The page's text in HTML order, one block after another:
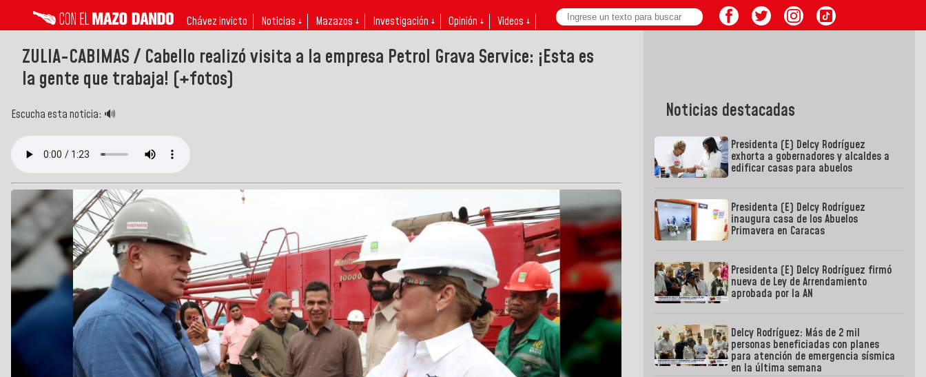
Chávez invicto Noticias ↓ Mazazos ↓ Investigación ↓ Opinión ↓ Videos ↓
ZULIA-CABIMAS / Cabello realizó visita a la empresa Petrol Grava Service: ¡Esta es
la gente que trabaja! (+fotos)
Escucha esta noticia: 🔊 Noticias destacadas
Presidenta (E) Delcy Rodríguez
exhorta a gobernadores y alcaldes a
edificar casas para abuelos
Presidenta (E) Delcy Rodríguez
inaugura casa de los Abuelos
Primavera en Caracas
Presidenta (E) Delcy Rodríguez firmó
nueva de Ley de Arrendamiento
aprobada por la AN
Delcy Rodríguez: Más de 2 mil
personas beneficiadas con planes
para atención de emergencia sísmica
en la última semana